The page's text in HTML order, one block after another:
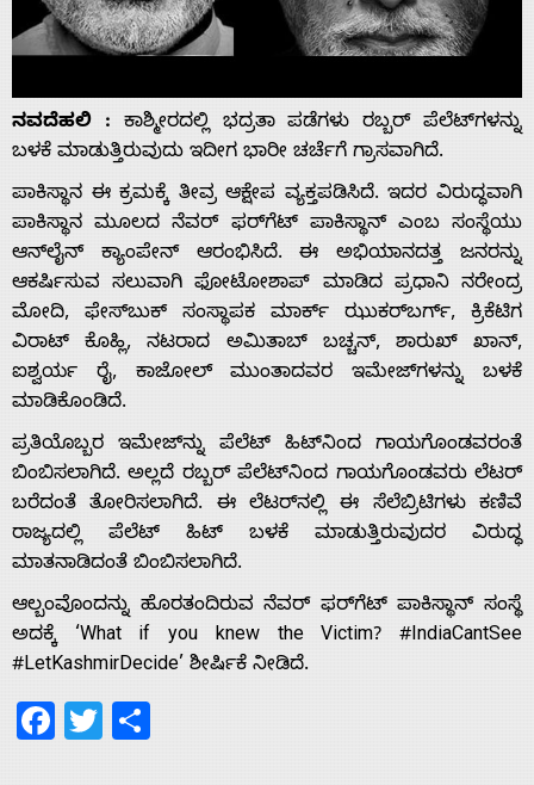
Home
About
Us
Advertise
ನವದೆಹಲಿ : ಕಾಶ್ಮೀರದಲ್ಲಿ ಭದ್ರತಾ ಪಡೆಗಳು ರಬ್ಬರ್ ಪೆಲೆಟ್‌ಗಳನ್ನು
ಬಳಕೆ ಮಾಡುತ್ತಿರುವುದು ಇದೀಗ ಭಾರೀ ಚರ್ಚೆಗೆ ಗ್ರಾಸವಾಗಿದೆ.
ಪಾಕಿಸ್ಥಾನ ಈ ಕ್ರಮಕ್ಕೆ ತೀವ್ರ ಆಕ್ಷೇಪ ವ್ಯಕ್ತಪಡಿಸಿದೆ. ಇದರ ವಿರುದ್ಧವಾಗಿ
ಪಾಕಿಸ್ಥಾನ ಮೂಲದ ನೆವರ್ ಫರ್‌ಗೆಟ್ ಪಾಕಿಸ್ಥಾನ್ ಎಂಬ ಸಂಸ್ಥೆಯು
ಆನ್‌ಲೈನ್ ಕ್ಯಾಂಪೇನ್ ಆರಂಭಿಸಿದೆ. ಈ ಅಭಿಯಾನದತ್ತ ಜನರನ್ನು
ಆಕರ್ಷಿಸುವ ಸಲುವಾಗಿ ಫೋಟೋಶಾಪ್ ಮಾಡಿದ ಪ್ರಧಾನಿ ನರೇಂದ್ರ
ಮೋದಿ, ಫೇಸ್‌ಬುಕ್ ಸಂಸ್ಥಾಪಕ ಮಾರ್ಕ್ ಝುಕರ್‌ಬರ್ಗ್, ಕ್ರಿಕೆಟಿಗ
ವಿರಾಟ್ ಕೊಹ್ಲಿ, ನಟರಾದ ಅಮಿತಾಬ್ ಬಚ್ಚನ್, ಶಾರುಖ್ ಖಾನ್,
ಐಶ್ವರ್ಯ ರೈ, ಕಾಜೋಲ್ ಮುಂತಾದವರ ಇಮೇಜ್‌ಗಳನ್ನು ಬಳಕೆ
ಮಾಡಿಕೊಂಡಿದೆ.
ಪ್ರತಿಯೊಬ್ಬರ ಇಮೇಜ್‌ನ್ನು ಪೆಲೆಟ್ ಹಿಟ್‌ನಿಂದ ಗಾಯಗೊಂಡವರಂತೆ
ಬಿಂಬಿಸಲಾಗಿದೆ. ಅಲ್ಲದೆ ರಬ್ಬರ್ ಪೆಲೆಟ್‌ನಿಂದ ಗಾಯಗೊಂಡವರು ಲೆಟರ್
ಬರೆದಂತೆ ತೋರಿಸಲಾಗಿದೆ. ಈ ಲೆಟರ್‌ನಲ್ಲಿ ಈ ಸೆಲೆಬ್ರಿಟಿಗಳು ಕಣಿವೆ
ರಾಜ್ಯದಲ್ಲಿ ಪೆಲೆಟ್ ಹಿಟ್ ಬಳಕೆ ಮಾಡುತ್ತಿರುವುದರ ವಿರುದ್ಧ
ಮಾತನಾಡಿದಂತೆ ಬಿಂಬಿಸಲಾಗಿದೆ.
ಆಲ್ಬಂವೊಂದನ್ನು ಹೊರತಂದಿರುವ ನೆವರ್ ಫರ್‌ಗೆಟ್ ಪಾಕಿಸ್ಥಾನ್ ಸಂಸ್ಥೆ
ಅದಕ್ಕೆ ‘What if you knew the Victim? #IndiaCantSee
#LetKashmirDecide’ ಶೀರ್ಷಿಕೆ ನೀಡಿದೆ.
Facebook
Twitter